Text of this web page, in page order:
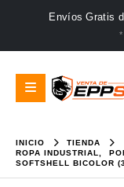
Envíos Gratis
INICIO
TIENDA
ROPA INDUSTRIAL
SOFTSHELL BICOLOR